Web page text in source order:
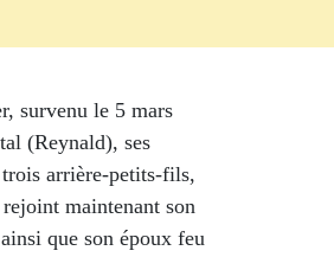
survenu le 5 mars
(Reynald), ses
arrière-petits-fils,
maintenant son
que son époux feu